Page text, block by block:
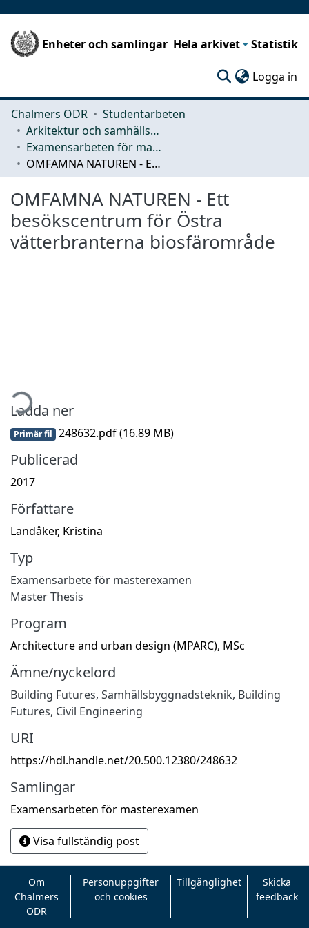
Enheter och samlingar Hela arkivet Statistik
Logga in
Chalmers ODR
Studentarbeten
Arkitektur och samhällsbyggnadsteknik (ACE)
Examensarbeten för masterexamen
OMFAMNA NATUREN - Ett besökscentrum för Östra vätterbranterna biosfärområde
OMFAMNA NATUREN - Ett
besökscentrum för Östra
vätterbranterna biosfärområde
Ladda ner
Primär fil 248632.pdf(16.89 MB)
Publicerad
2017
Författare
Landåker, Kristina
Typ
Examensarbete för masterexamen
Master Thesis
Program
Architecture and urban design (MPARC), MSc
Ämne/nyckelord
Building Futures, Samhällsbyggnadsteknik, Building
Futures, Civil Engineering
URI
https://hdl.handle.net/20.500.12380/248632
Samlingar
Examensarbeten för masterexamen
Visa fullständig post
Om
Chalmers
ODR
Personuppgifter
och cookies
Tillgänglighet
Skicka
feedback